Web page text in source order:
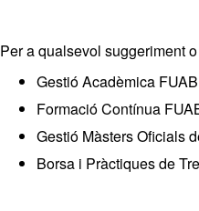
Per a qualsevol suggeriment
Gestió Acadèmica
Formació Contínua
Gestió Màsters Oficials
Borsa i Pràctiques de